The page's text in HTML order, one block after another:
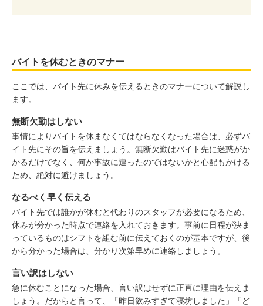
バイトを休むときのマナー
ここでは、バイト先に休みを伝えるときのマナーについて解説し
ます。
無断欠勤はしない
事情によりバイトを休まなくてはならなくなった場合は、必ずバ
イト先にその旨を伝えましょう。無断欠勤はバイト先に迷惑がか
かるだけでなく、何か事故に遭ったのではないかと心配もかける
ため、絶対に避けましょう。
なるべく早く伝える
バイト先では誰かが休むと代わりのスタッフが必要になるため、
休みが分かった時点で連絡を入れておきます。事前に日程が決ま
っているものはシフトを組む前に伝えておくのが基本ですが、後
から分かった場合は、分かり次第早めに連絡しましょう。
言い訳はしない
急に休むことになった場合、言い訳はせずに正直に理由を伝えま
しょう。だからと言って、「昨日飲みすぎて寝坊しました」「ど